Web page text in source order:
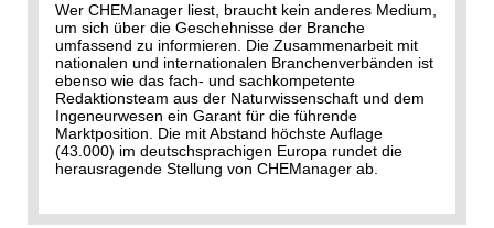
Wer CHEManager liest, braucht kein anderes Medium,
um sich über die Geschehnisse der Branche
umfassend zu informieren. Die Zusammenarbeit mit
nationalen und internationalen Branchenverbänden ist
ebenso wie das fach- und sachkompetente
Redaktionsteam aus der Naturwissenschaft und dem
Ingeneurwesen ein Garant für die führende
Marktposition. Die mit Abstand höchste Auflage
(43.000) im deutschsprachigen Europa rundet die
herausragende Stellung von CHEManager ab.